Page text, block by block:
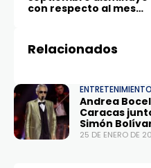
con respecto al mes
históricos
Relacionados
ENTRETENIMIENTO
Andrea
Caracas
Simón
25 DE ENERO DE